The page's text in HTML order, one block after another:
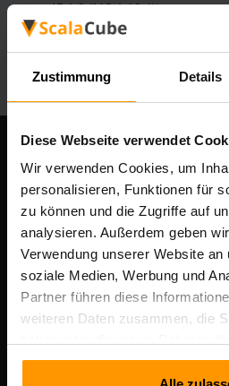
Zustimmung Details
Diese Webseite verwendet
Wir verwenden Cookies, um
personalisieren, Funktionen für
zu können und die Zugriffe auf
analysieren. Außerdem geben
Verwendung unserer Website
soziale Medien, Werbung und
Partner führen diese
weiteren Daten zusammen, die
gesammelt haben.
45.1.9 (MC 1.19.4))
Viel Spaß beim Spielen auf dem
Unser Unternehmen
Scalable Hosting Solutions OÜ
Registrierungscode: 14652605
Umsatzsteuer-
Adresse: Harju maakond,
Vesivärava tn 50-201, 10152